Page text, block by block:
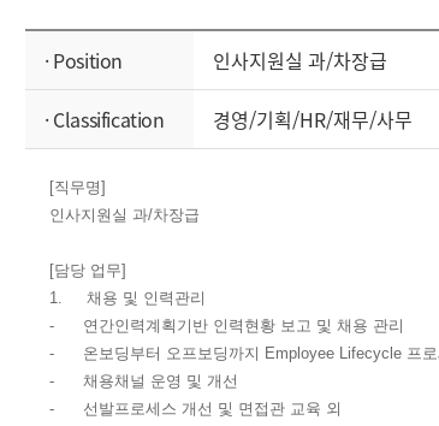
· Position 인사지원실 과/차장급
· Classification 경영/기획/HR/재무/사무
[직무명]
인사지원실 과/차장급
[담당 업무]
1. 채용 및 인력관리
- 연간인력계획기반 인력현황 보고 및 채용 관리
- 온보딩부터 오프보딩까지 Employee Lifecycle 프로
- 채용채널 운영 및 개선
- 선발프로세스 개선 및 면접관 교육 외